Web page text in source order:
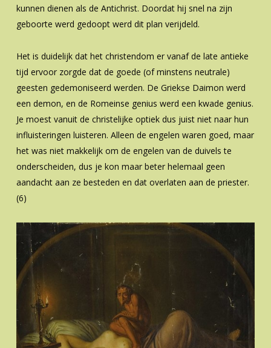
kunnen dienen als de Antichrist. Doordat hij snel na zijn
geboorte werd gedoopt werd dit plan verijdeld.
Het is duidelijk dat het christendom er vanaf de late antieke
tijd ervoor zorgde dat de goede (of minstens neutrale)
geesten gedemoniseerd werden. De Griekse Daimon werd
een demon, en de Romeinse genius werd een kwade genius.
Je moest vanuit de christelijke optiek dus juist niet naar hun
influisteringen luisteren. Alleen de engelen waren goed, maar
het was niet makkelijk om de engelen van de duivels te
onderscheiden, dus je kon maar beter helemaal geen
aandacht aan ze besteden en dat overlaten aan de priester.
(6)